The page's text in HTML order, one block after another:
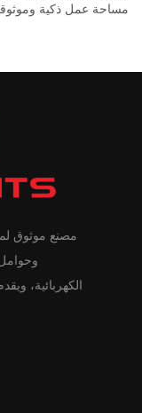
مساحة عمل ذكية وموثوقة
مصنع موثوق
الكهربائية،